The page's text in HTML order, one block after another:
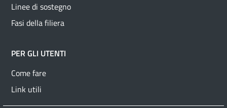
Linee di sostegno
Fasi della filiera
PER GLI UTENTI
Come fare
Link utili